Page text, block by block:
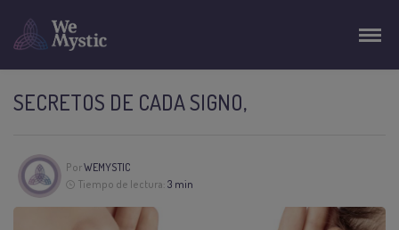
SECRETOS DE CADA SIGNO,
PorWEMYSTIC
Tiempo de lectura: 3 min